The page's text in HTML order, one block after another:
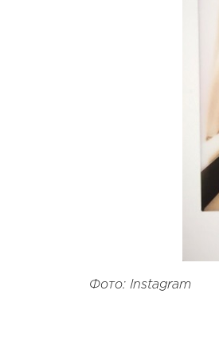
Фото: Instagram